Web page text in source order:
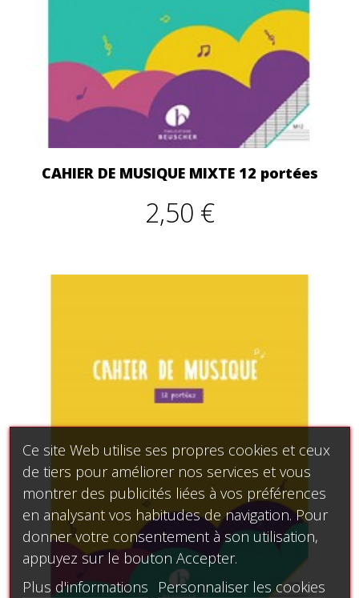
CAHIER DE MUSIQUE MIXTE 12 portées
2,50 €
Ce site Web utilise ses propres cookies et ceux
de tiers pour améliorer nos services et vous
montrer des publicités liées à vos préférences
en analysant vos habitudes de navigation. Pour
donner votre consentement à son utilisation,
appuyez sur le bouton Accepter.
Plus d'informations
Personnaliser les cookies